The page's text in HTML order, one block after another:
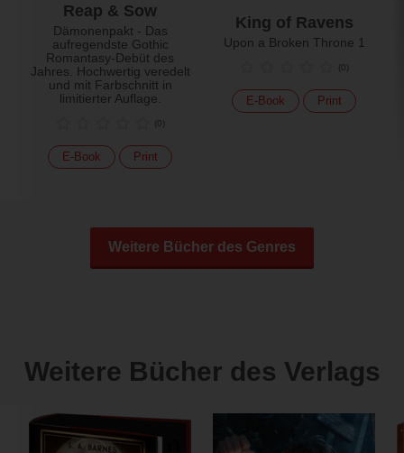
Reap & Sow
Dämonenpakt - Das
aufregendste Gothic
Romantasy-Debüt des
Jahres. Hochwertig veredelt
und mit Farbschnitt in
limitierter Auflage.
(0)
E-Book Print
King of Ravens
Upon a Broken Throne 1
(0)
E-Book Print
Weitere Bücher des Genres
Weitere Bücher des Verlags